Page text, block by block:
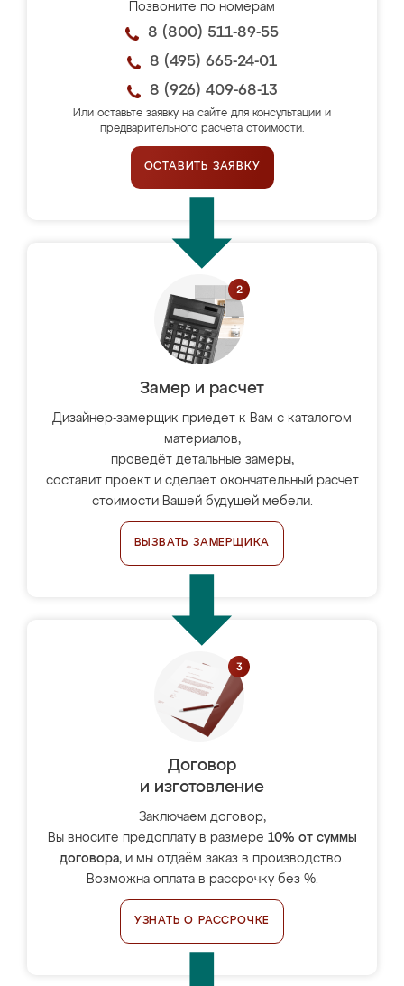
Позвоните по номерам
8 (800) 511-89-55
8 (495) 665-24-01
8 (926) 409-68-13
Или оставьте заявку на сайте для консультации и
предварительного расчёта стоимости.
ОСТАВИТЬ ЗАЯВКУ
Замер и расчет
Дизайнер-замерщик приедет к Вам с каталогом
материалов,
проведёт детальные замеры,
составит проект и сделает окончательный расчёт
стоимости Вашей будущей мебели.
ВЫЗВАТЬ ЗАМЕРЩИКА
Договор
и изготовление
Заключаем договор,
Вы вносите предоплату в размере 10% от суммы
договора, и мы отдаём заказ в производство.
Возможна оплата в рассрочку без %.
УЗНАТЬ О РАССРОЧКЕ